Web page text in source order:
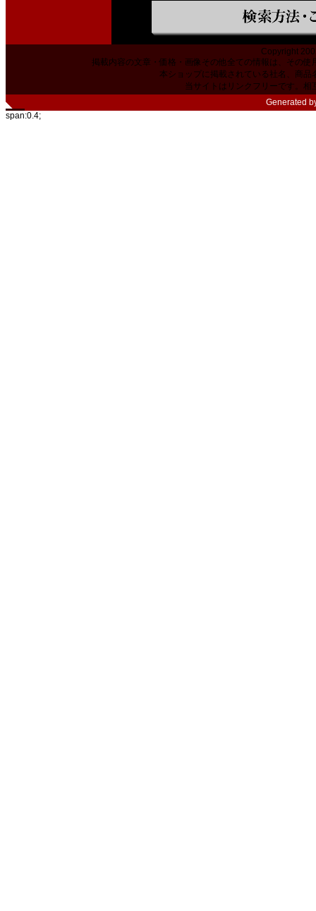
Copyright
掲載内容の文章・価格・画像その他全ての情報は、その
本ショップに掲載されている社名、商
当サイトはリンクフリーです。相
Generated
span:0.4;